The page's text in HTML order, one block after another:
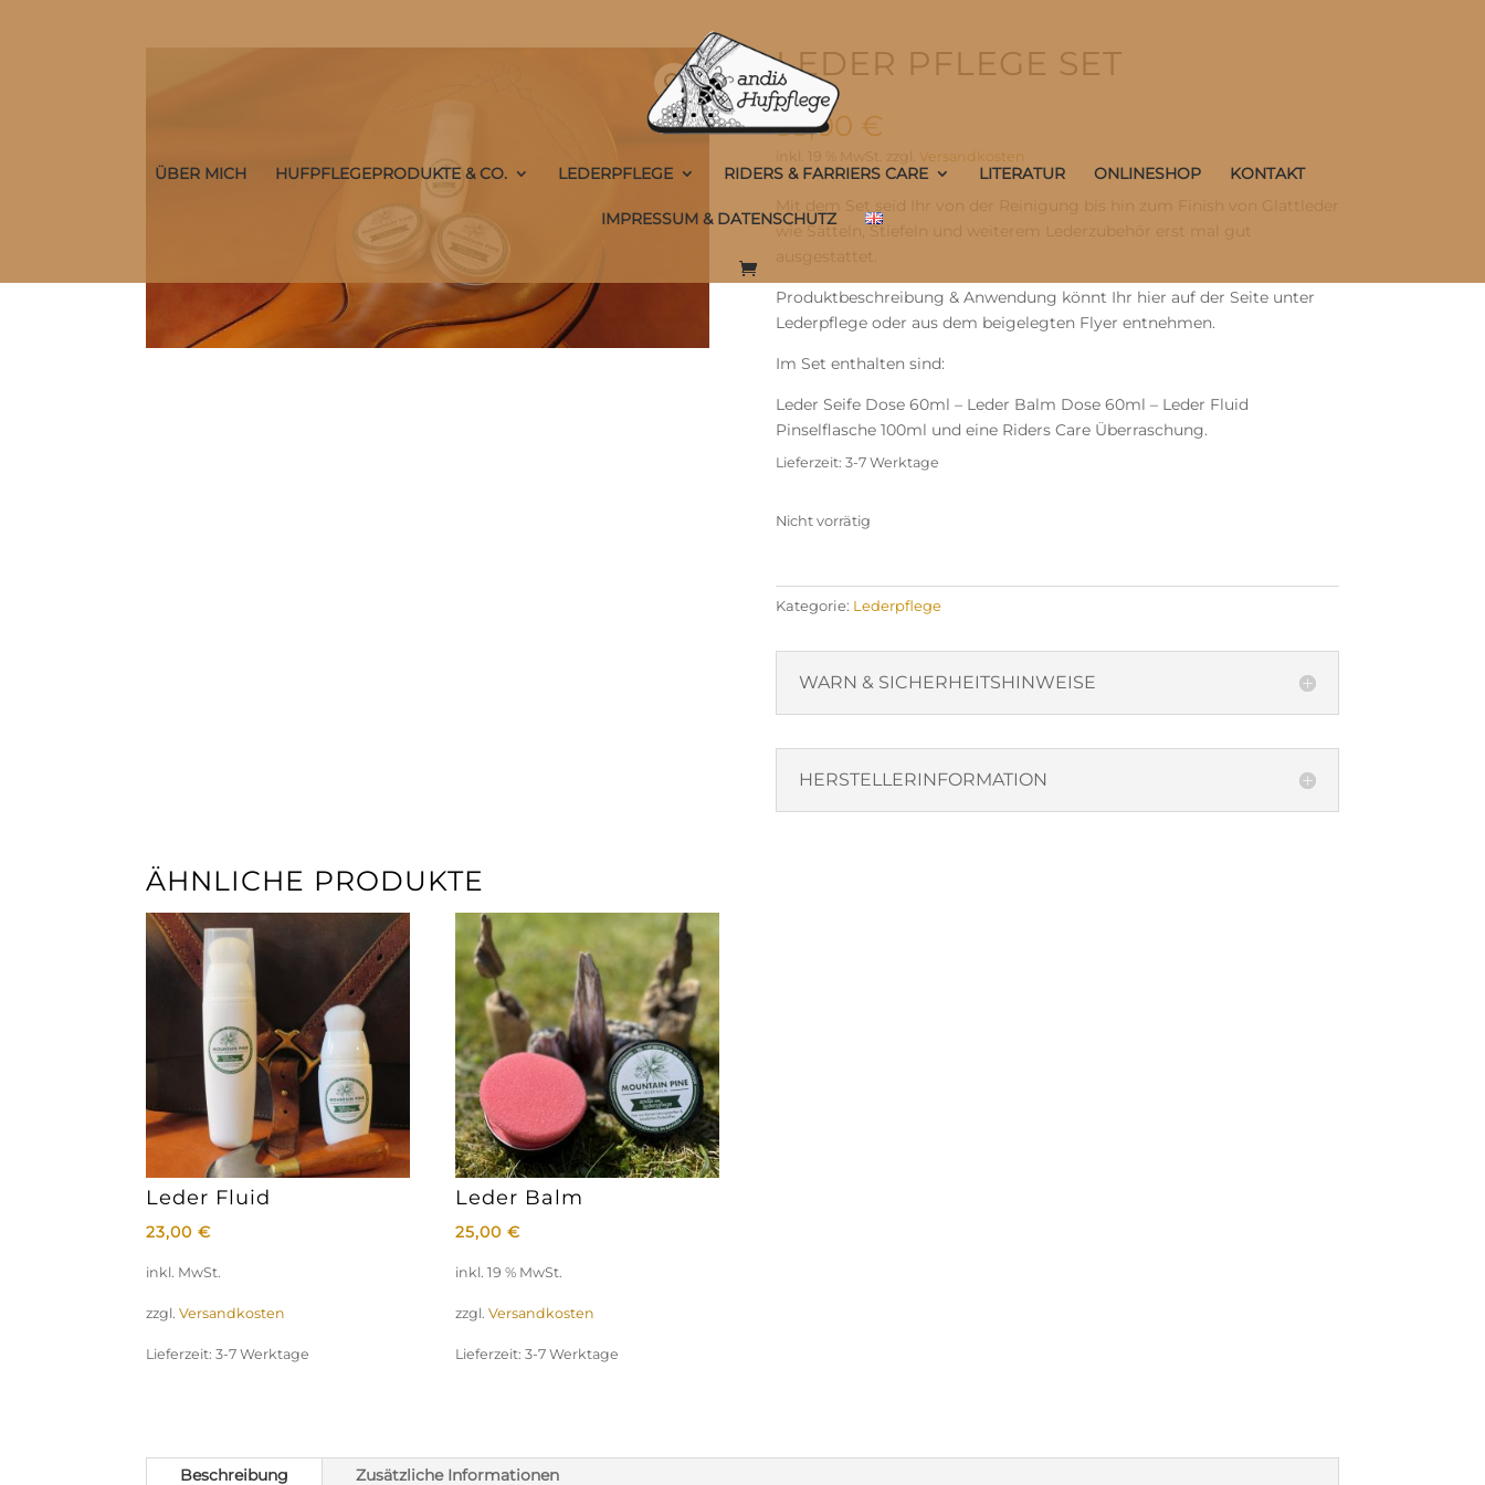
ÜBER MICH HUFPFLEGEPRODUKTE & CO. LEDERPFLEGE RIDERS & FARRIERS CARE LITERATUR ONLINESHOP KONTAKT
IMPRESSUM & DATENSCHUTZ
LEDER PFLEGE SET
55,00 €
Versandkosten
wie Sätteln, Stiefeln und weiterem Lederzubehör erst mal gut
Produktbeschreibung & Anwendung könnt Ihr hier auf der Seite unter
Lederpflege oder aus dem beigelegten Flyer entnehmen.
Im Set enthalten sind:
Leder Seife Dose 60ml – Leder Balm Dose 60ml – Leder Fluid
Pinselflasche 100ml und eine Riders Care Überraschung.
Lieferzeit: 3-7 Werktage
Nicht vorrätig
Kategorie: Lederpflege
WARN & SICHERHEITSHINWEISE
HERSTELLERINFORMATION
ÄHNLICHE PRODUKTE
Leder Fluid
23,00 €
inkl. MwSt.
zzgl. Versandkosten
Lieferzeit: 3-7 Werktage
Leder Balm
25,00€
inkl. 19 % MwSt.
zzgl.Versandkosten
Lieferzeit:3-7 Werktage
Beschreibung Zusätzliche Informationen